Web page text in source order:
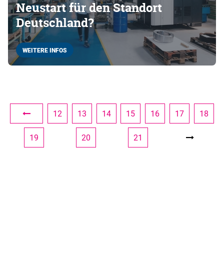
Neustart für den Standort
Deutschland?
WEITERE INFOS
12 13 14 15 16 17 18
19 20 21